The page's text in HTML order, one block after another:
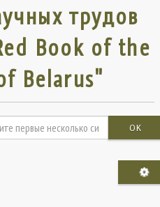
трудов
Book of the
Belarus"
OK